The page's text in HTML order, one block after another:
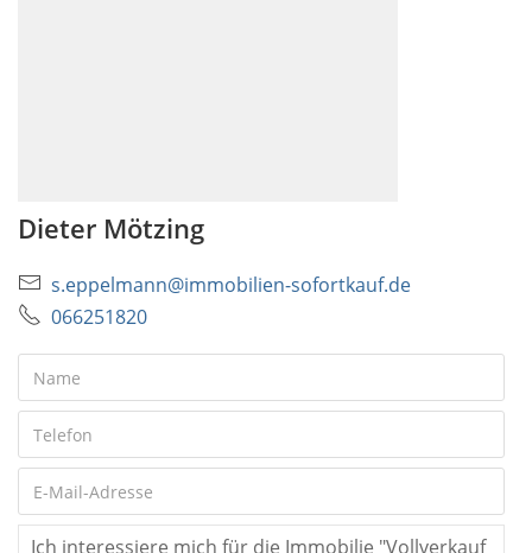
Dieter Mötzing
s.eppelmann@immobilien-sofortkauf.de
066251820